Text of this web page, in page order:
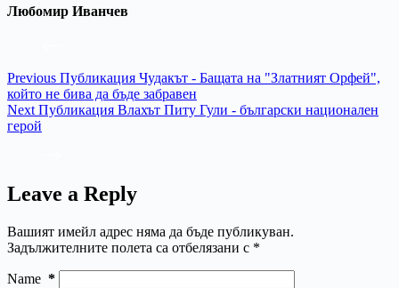
Любомир Иванчев
Previous Публикация Чудакът - Бащата на "Златният Орфей",
който не бива да бъде забравен
Next Публикация Влахът Питу Гули - български национален
герой
Leave a Reply
Вашият имейл адрес няма да бъде публикуван.
Задължителните полета са отбелязани с *
Name *